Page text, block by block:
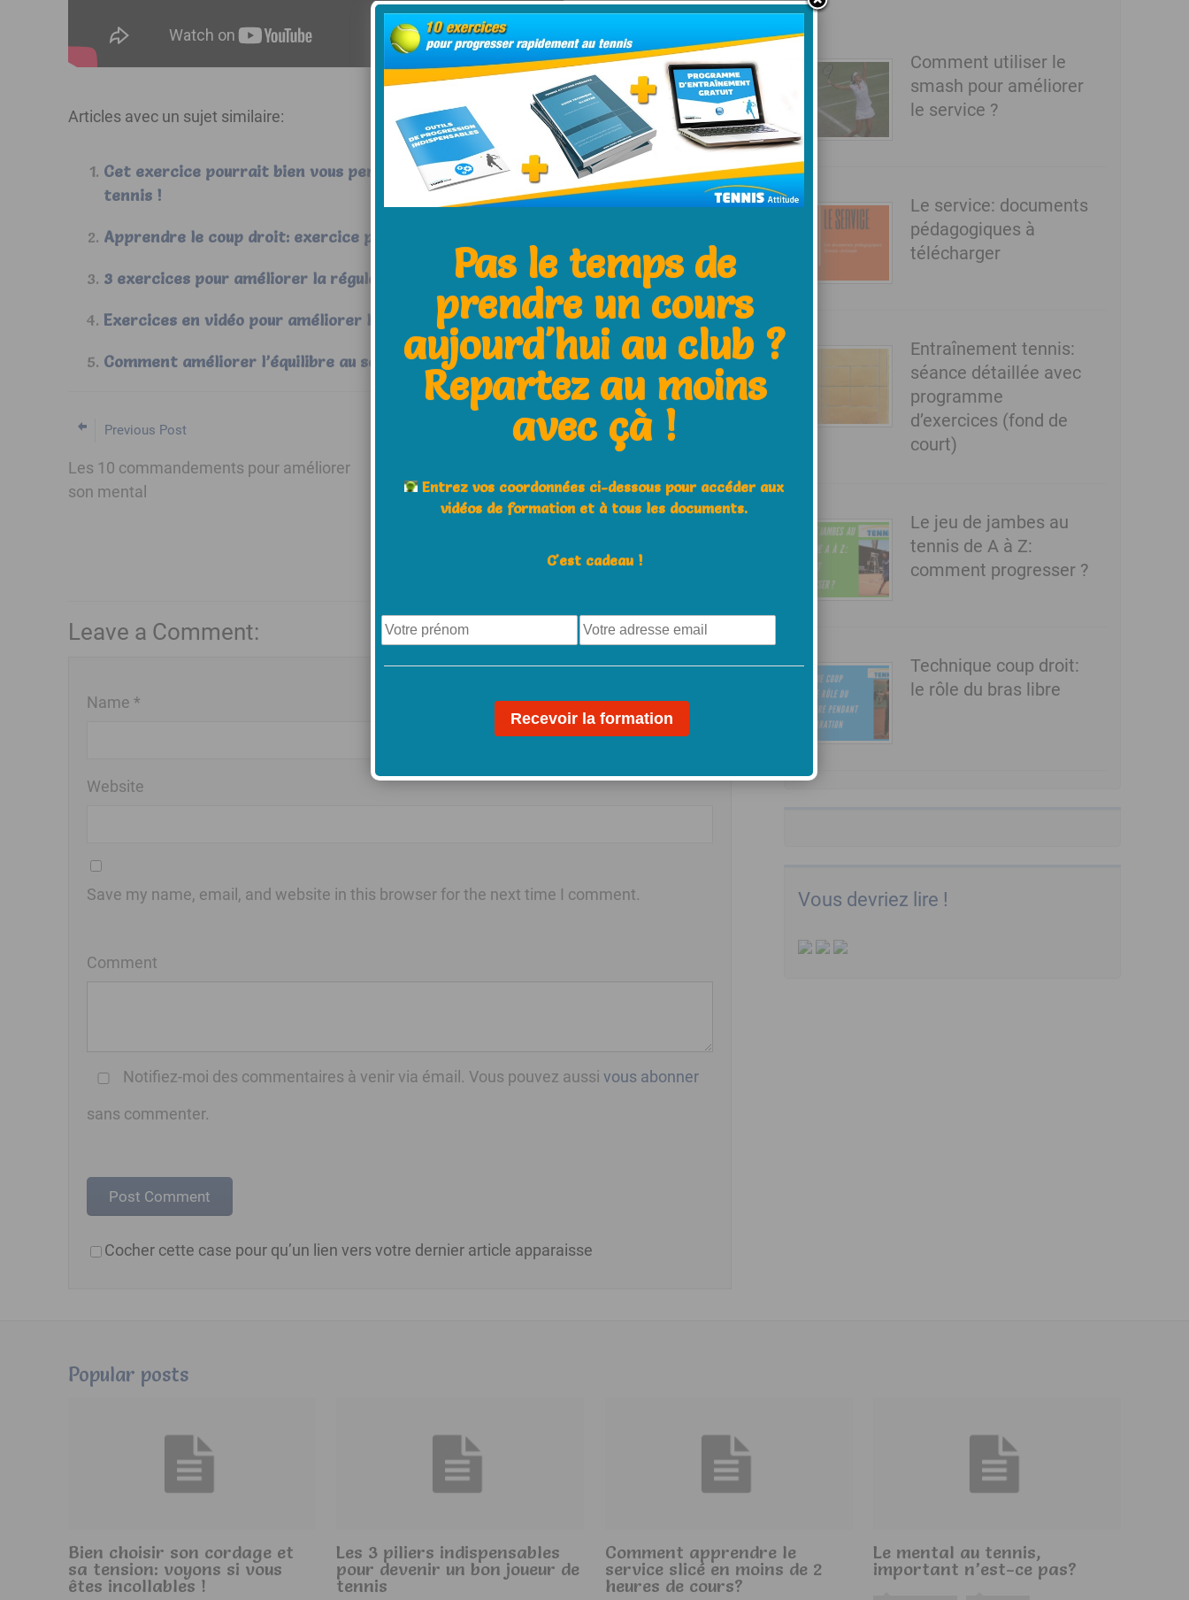
Comment utiliser le
smash pour améliorer
le service ?
Le service: documents
pédagogiques à
télécharger
Entraînement tennis:
séance détaillée avec
programme
d’exercices (fond de
court)
Le jeu de jambes au
tennis de A à Z:
comment progresser ?
Technique coup droit:
le rôle du bras libre
Vous devriez lire !
Articles avec un sujet similaire:
Cet exercice pourrait bien vous permettre d’améliorer votre jeu de jambes au
tennis !
Apprendre le coup droit: exercice pour débutant au tennis!
3 exercices pour améliorer la régularité du lancer de balle au service!
Exercices en vidéo pour améliorer le jeu de jambes du joueur de tennis!
Comment améliorer l’équilibre au service(acte 3)
Previous Post
Les 10 commandements pour améliorer
son mental
Next Post
ou pas
Leave a Comment:
Name *
Website
Save my name, email, and website in this browser for the next time I comment.
Comment
Notifiez-moi des commentaires à venir via émail. Vous pouvez aussi vous abonner
sans commenter.
Cocher cette case pour qu’un lien vers votre dernier article apparaisse
Popular posts
Bien choisir son cordage et
sa tension: voyons si vous
êtes incollables !
Les 3 piliers indispensables
pour devenir un bon joueur de
tennis
Comment apprendre le
service slicé en moins de 2
heures de cours?
Le mental au tennis,
important n’est-ce pas?
Pas le temps de
prendre un cours
aujourd'hui au club ?
Repartez au moins
avec çà !
Entrez vos coordonnées ci-dessous pour accéder aux
vidéos de formation et à tous les documents.
C'est cadeau !